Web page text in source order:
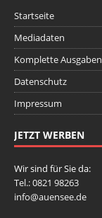
Startseite
Mediadaten
Komplette Ausgaben
Datenschutz
Impressum
JETZT WERBEN
Wir sind für Sie da:
Tel.: 0821 98263
info@auensee.de